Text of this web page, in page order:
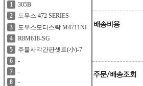
1
305B
2
도무스 472 SERIES
3
도무스모티스락 M4711NI
4
R8M618-SG
5
주물사각간판셋트(小)-7
6
-
7
-
8
-